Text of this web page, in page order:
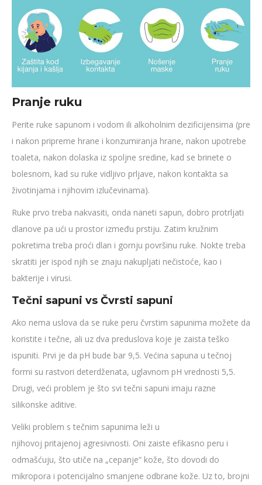
Pranje ruku
Perite ruke sapunom i vodom ili alkoholnim dezificijensima (pre
i nakon pripreme hrane i konzumiranja hrane, nakon upotrebe
toaleta, nakon dolaska iz spoljne sredine, kad se brinete o
bolesnom, kad su ruke vidljivo prljave, nakon kontakta sa
životinjama i njihovim izlučevinama).
Ruke prvo treba nakvasiti, onda naneti sapun, dobro protrljati
dlanove pa ući u prostor između prstiju. Zatim kružnim
pokretima treba proći dlan i gornju površinu ruke. Nokte treba
skratiti jer ispod njih se znaju nakupljati nečistoće, kao i
bakterije i virusi.
Tečni sapuni vs Čvrsti sapuni
Ako nema uslova da se ruke peru čvrstim sapunima možete da
koristite i tečne, ali uz dva preduslova koje je zaista teško
ispuniti. Prvi je da pH bude bar 9,5. Većina sapuna u tečnoj
formi su rastvori deterdženata, uglavnom pH vrednosti 5,5.
Drugi, veći problem je što svi tečni sapuni imaju razne
silikonske aditive.
Veliki problem s tečnim sapunima leži u
njihovoj pritajenoj agresivnosti. Oni zaiste efikasno peru i
odmašćuju, što utiče na „cepanje“ kože, što dovodi do
mikropora i potencijalno smanjene odbrane kože. Uz to, brojni